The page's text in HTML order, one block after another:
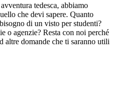
tedesca, abbiamo
che devi sapere. Quanto
di un visto per studenti?
o agenzie? Resta con noi perché
altre domande che ti saranno utili